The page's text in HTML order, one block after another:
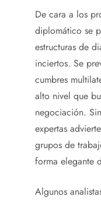
De cara a los
diplomático se
estructuras de
inciertos. Se
cumbres
alto nivel que
negociación.
expertas
grupos de
forma elegante
Algunos